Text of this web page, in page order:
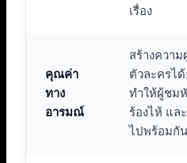
เรื่อง
คุณค่า
ทาง
อารมณ์
สร้างควา
ตัวละครได้
ทำให้ผู้ชมหั
ร้องไห้ แล
ไปพร้อมกัน